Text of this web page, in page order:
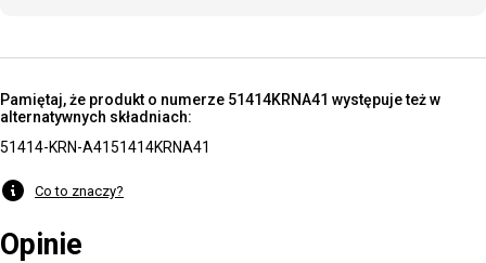
Pamiętaj, że produkt o numerze 51414KRNA41 występuje też w
alternatywnych składniach:
51414-KRN-A4151414KRNA41
Co to znaczy?
Opinie